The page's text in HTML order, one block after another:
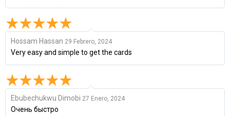
Hossam Hassan 29 Febrero, 2024
Very easy and simple to get the cards
Ebubechukwu Dimobi 27 Enero, 2024
Очень быстро